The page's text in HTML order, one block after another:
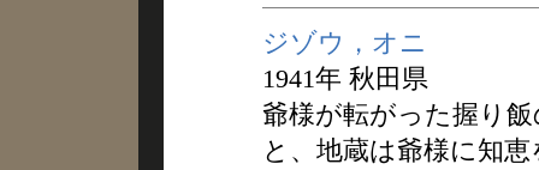
ジゾウ，オニ
1941年 秋田県
爺様が転がった握り
と、地蔵は爺様に知